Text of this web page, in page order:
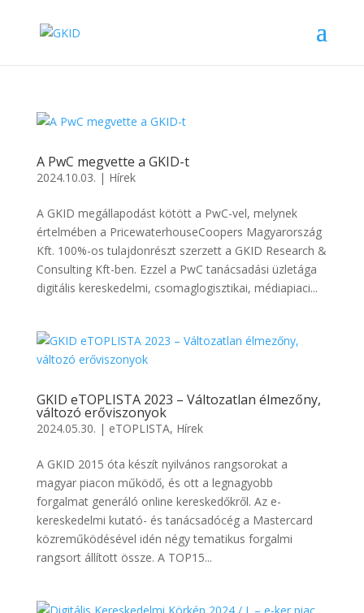
A PwC megvette a GKID-t
2024.10.03. | Hírek
A GKID megállapodást kötött a PwC-vel, melynek
értelmében a PricewaterhouseCoopers Magyarország
Kft. 100%-os tulajdonrészt szerzett a GKID Research &
Consulting Kft-ben. Ezzel a PwC tanácsadási üzletága
digitális kereskedelmi, csomaglogisztikai, médiapiaci...
GKID eTOPLISTA 2023 – Változatlan élmezőny,
változó erőviszonyok
2024.05.30. | eTOPLISTA, Hírek
A GKID 2015 óta készít nyilvános rangsorokat a
magyar piacon működő, és ott a legnagyobb
forgalmat generáló online kereskedőkről. Az e-
kereskedelmi kutató- és tanácsadócég a Mastercard
közreműködésével idén négy tematikus forgalmi
rangsort állított össze. A TOP15...